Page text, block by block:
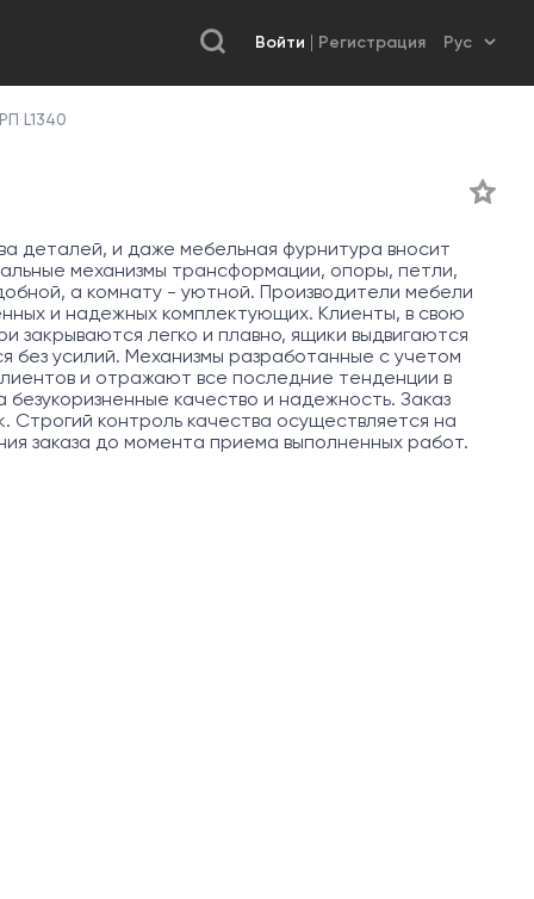
Войти Регистрация
L1340
деталей, и даже мебельная фурнитура вносит
механизмы трансформации, опоры, петли,
а комнату - уютной. Производители мебели
и надежных комплектующих. Клиенты, в свою
закрываются легко и плавно, ящики выдвигаются
без усилий. Механизмы разработанные с учетом
и отражают все последние тенденции в
качество и надежность. Заказ
Строгий контроль качества осуществляется на
заказа до момента приема выполненных работ.